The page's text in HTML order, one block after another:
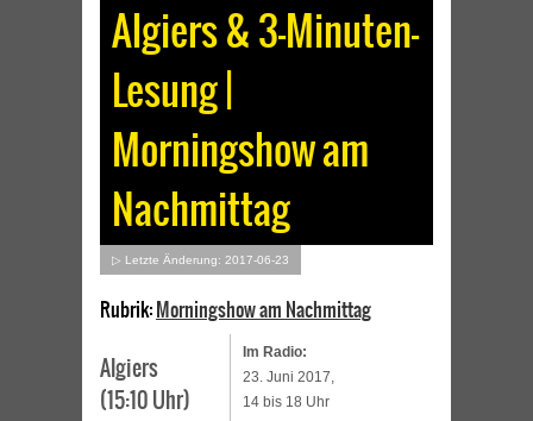
Algiers & 3-Minuten-
Lesung |
Morningshow am
Nachmittag
▷ Letzte Änderung: 2017-06-23
Rubrik:Morningshow am Nachmittag
Im Radio:
23. Juni 2017,
14 bis 18 Uhr
Algiers
(15:10 Uhr)